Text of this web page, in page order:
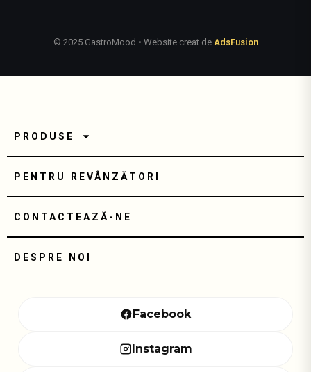
© 2025 GastroMood • Website creat de AdsFusion
PRODUSE
PENTRU REVÂNZĂTORI
CONTACTEAZĂ-NE
DESPRE NOI
Facebook
Instagram